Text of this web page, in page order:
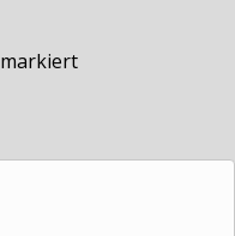
markiert